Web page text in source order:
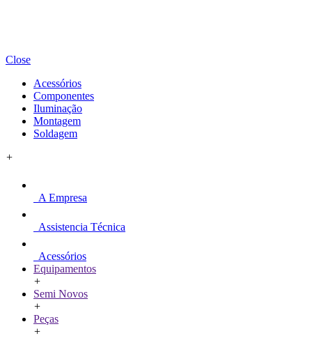
Close
Acessórios
Componentes
Iluminação
Montagem
Soldagem
+
A Empresa
Assistencia Técnica
Acessórios
Equipamentos
+
Semi Novos
+
Peças
+